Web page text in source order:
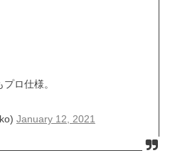
ロ仕様。
January 12, 2021